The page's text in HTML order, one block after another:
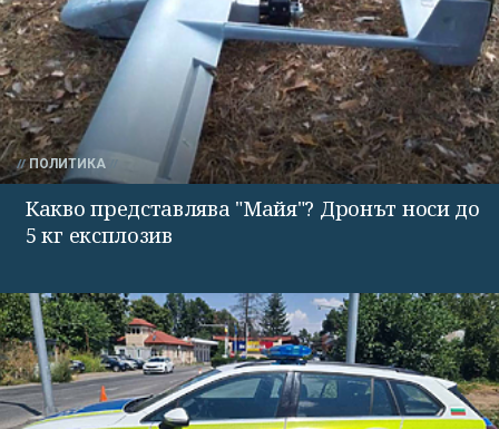
ПОЛИТИКА
Какво представлява "Майя"? Дронът носи до
5 кг експлозив